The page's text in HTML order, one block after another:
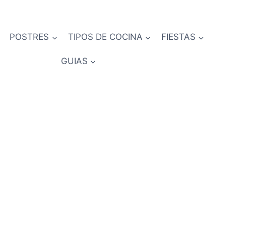
POSTRES TIPOS DE COCINA FIESTAS
GUIAS